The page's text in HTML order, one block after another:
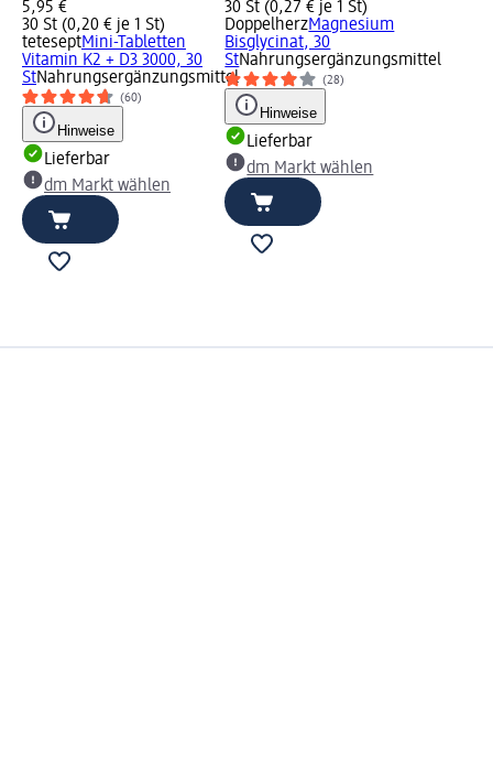
5,95 €
30 St (0,20 € je 1 St)
teteseptMini-Tabletten
Vitamin K2 + D3 3000, 30
StNahrungsergänzungsmittel
(60)
Hinweise
Lieferbar
dm Markt wählen
30 St (0,27 € je 1 St)
DoppelherzMagnesium
Bisglycinat, 30
StNahrungsergänzungsmittel
(28)
Hinweise
Lieferbar
dm Markt wählen